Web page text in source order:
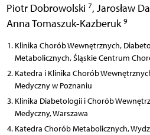
Piotr Dobrowolski 7, Jarosław
Anna Tomaszuk-Kazberuk 9
Klinika Chorób Wewnętrznych,
Metabolicznych, Śląskie Centrum
Katedra i Klinika Chorób
Medyczny w Poznaniu
Klinika Diabetologii i Chorób
Medyczny, Warszawa
Katedra Chorób Metabolicznych,